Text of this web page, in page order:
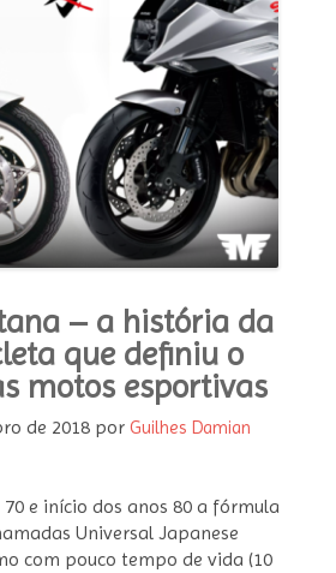
– a história da
que definiu o
motos esportivas
de 2018por Guilhes Damian
e início dos anos 80 a fórmula
Universal Japanese
com pouco tempo de vida (10